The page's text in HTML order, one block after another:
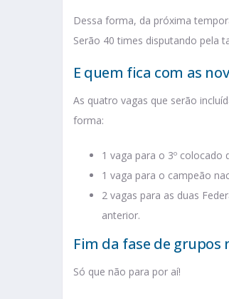
Dessa forma, da próxima
Serão 40 times disputando pela
E quem fica com as
As quatro vagas que serão
forma:
1 vaga para o 3º colocado
1 vaga para o campeão
2 vagas para as duas
anterior.
Fim da fase de
Só que não para por aí!